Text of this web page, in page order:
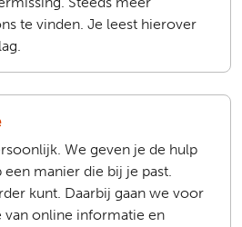
te vinden. Je leest hierover
We geven je de hulp
manier die bij je past.
kunt. Daarbij gaan we voor
van online informatie en